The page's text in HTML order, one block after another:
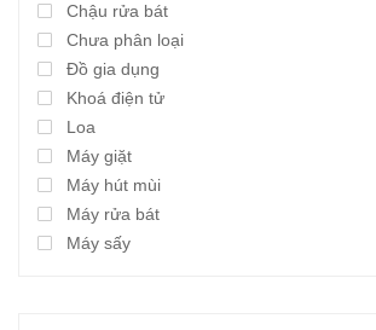
Chậu rửa bát
Chưa phân loại
Đồ gia dụng
Khoá điện tử
Loa
Máy giặt
Máy hút mùi
Máy rửa bát
Máy sấy